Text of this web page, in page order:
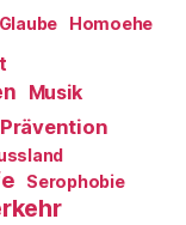
Glaube Homoehe
Musik
Prävention
Serophobie